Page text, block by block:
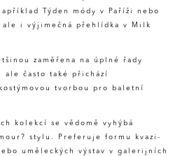
Týden módy v Paříži nebo
i výjimečná přehlídka v Milk
zaměřena na úplné řady
ale často také přichází
tvorbou pro baletní
kolekcí se vědomě vyhýbá
stylu. Preferuje formu kvazi-
uměleckých výstav v galerijních